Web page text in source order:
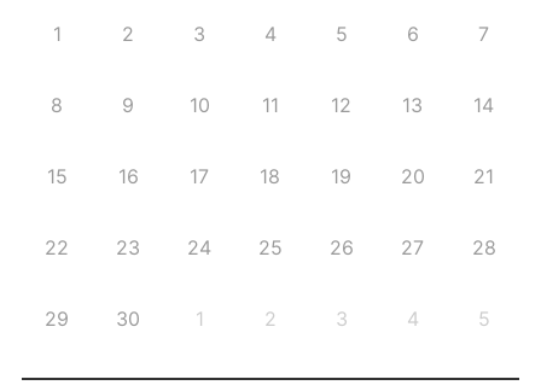
1 2 3 4 5 6 7
8 9 10 11 12 13 14
15 16 17 18 19 20 21
22 23 24 25 26 27 28
29 30 1 2 3 4 5